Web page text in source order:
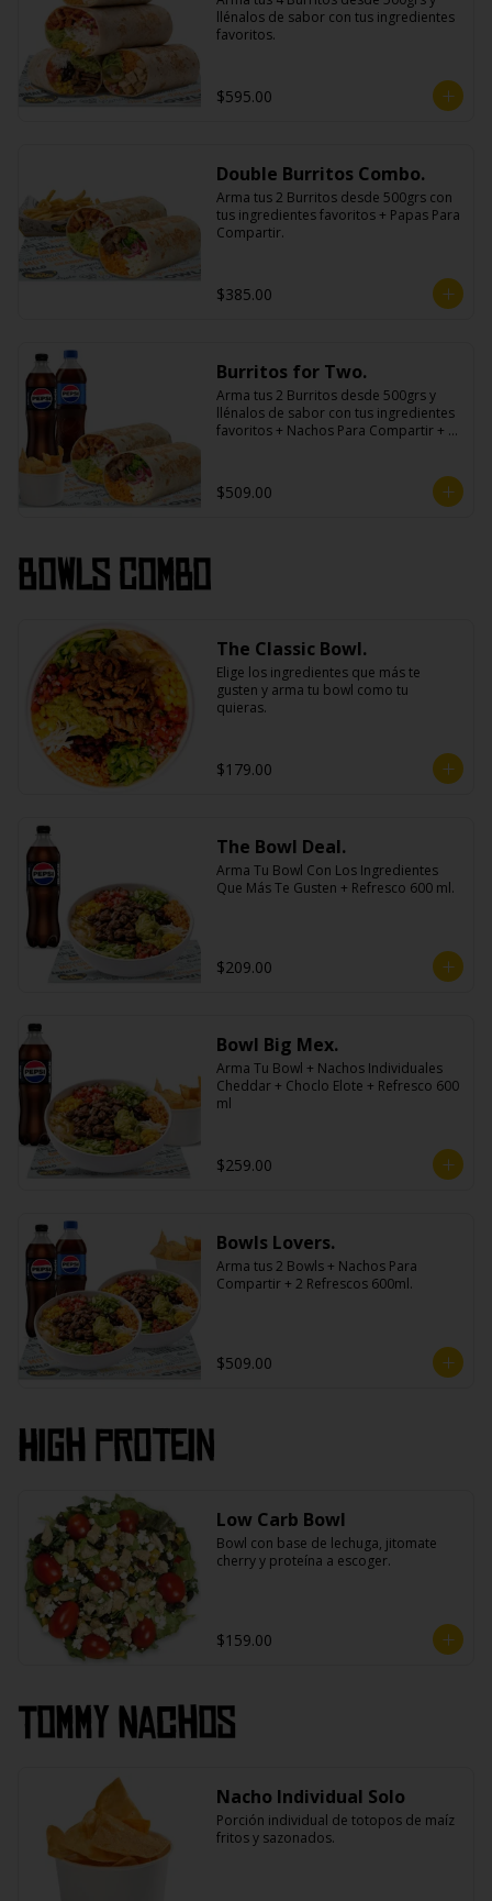
llénalos de sabor con tus ingredientes
favoritos.
$595.00
Double Burritos Combo.
Arma tus 2 Burritos desde 500grs con
tus ingredientes favoritos + Papas Para
Compartir.
$385.00
Burritos for Two.
Arma tus 2 Burritos desde 500grs y
llénalos de sabor con tus ingredientes
favoritos + Nachos Para Compartir + 2
$509.00
Bowls Combo
The Classic Bowl.
Elige los ingredientes que más te
gusten y arma tu bowl como tu
quieras.
$179.00
The Bowl Deal.
Arma Tu Bowl Con Los Ingredientes
Que Más Te Gusten + Refresco 600 ml.
$209.00
Bowl Big Mex.
Arma Tu Bowl + Nachos Individuales
Cheddar + Choclo Elote + Refresco 600
ml
$259.00
Bowls Lovers.
Arma tus 2 Bowls + Nachos Para
Compartir + 2 Refrescos 600ml.
$509.00
High PROtein
Low Carb Bowl
Bowl con base de lechuga, jitomate
cherry y proteína a escoger.
$159.00
Tommy Nachos
Nacho Individual Solo
Porción individual de totopos de maíz
fritos y sazonados.